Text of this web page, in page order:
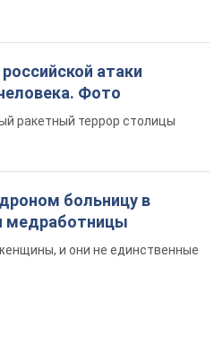
атаки
Фото
ракетный террор столицы
больницу в
медработницы
и они не единственные